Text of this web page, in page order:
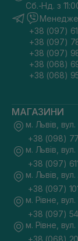
Сб.-Нд. з
+38 (097)
+38 (097)
+38 (097)
+38 (068)
+38 (068)
МАГАЗИНИ
м. Львів,
+38 (098)
м. Львів,
+38 (097)
м. Львів,
+38 (097)
м. Рівне,
+38 (097)
м. Рівне,
+38 (068)